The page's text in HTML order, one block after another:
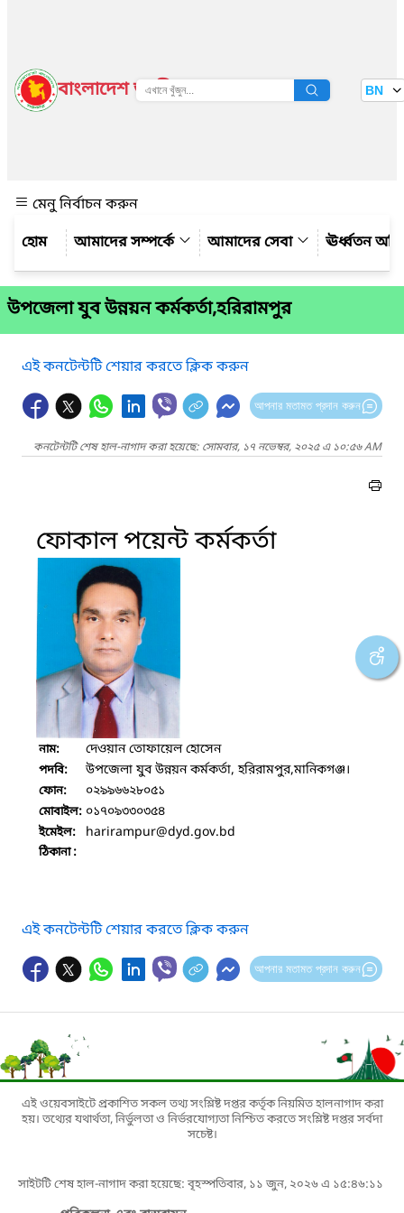
বাংলাদেশ জাতীয় তথ্য বাতায়ন BN
মেনু নির্বাচন করুন
আমাদের সম্পর্কে
আমাদের সেবা ঊর্ধ্বতন
উপজেলা যুব উন্নয়ন কর্মকর্তা,হরিরামপুর
এই কনটেন্টটি শেয়ার করতে ক্লিক করুন
আপনার মতামত প্রদান করুন
কনটেন্টটি শেষ হাল-নাগাদ করা হয়েছে: সোমবার, ১৭ নভেম্বর, ২০২৫ এ ১০:৫৬ AM
ফোকাল পয়েন্ট কর্মকর্তা
নাম: দেওয়ান তোফায়েল হোসেন
পদবি: উপজেলা যুব উন্নয়ন কর্মকর্তা, হরিরামপুর,মানিকগঞ্জ।
ফোন: ০২৯৯৬৬২৮০৫১
মোবাইল: ০১৭০৯৩৩০৩৫৪
ইমেইল: harirampur@dyd.gov.bd
ঠিকানা :
এই কনটেন্টটি শেয়ার করতে ক্লিক করুন
আপনার মতামত প্রদান করুন
এই ওয়েবসাইটে প্রকাশিত সকল তথ্য সংশ্লিষ্ট দপ্তর কর্তৃক নিয়মিত হালনাগাদ করা
হয়। তথ্যের যথার্থতা, নির্ভুলতা ও নির্ভরযোগ্যতা নিশ্চিত করতে সংশ্লিষ্ট দপ্তর সর্বদা
সচেষ্ট।
সাইটটি শেষ হাল-নাগাদ করা হয়েছে: বৃহস্পতিবার, ১১ জুন, ২০২৬ এ ১৫:৪৬:১১